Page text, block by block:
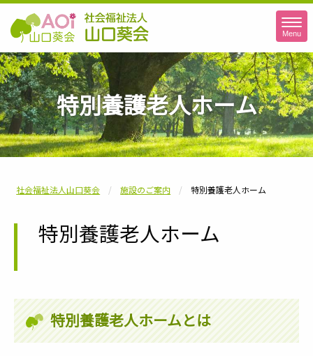
社会福祉法人山口葵会
Menu
特別養護老人ホーム
社会福祉法人山口葵会 施設のご案内 特別養護老人ホーム
特別養護老人ホーム
特別養護老人ホームとは